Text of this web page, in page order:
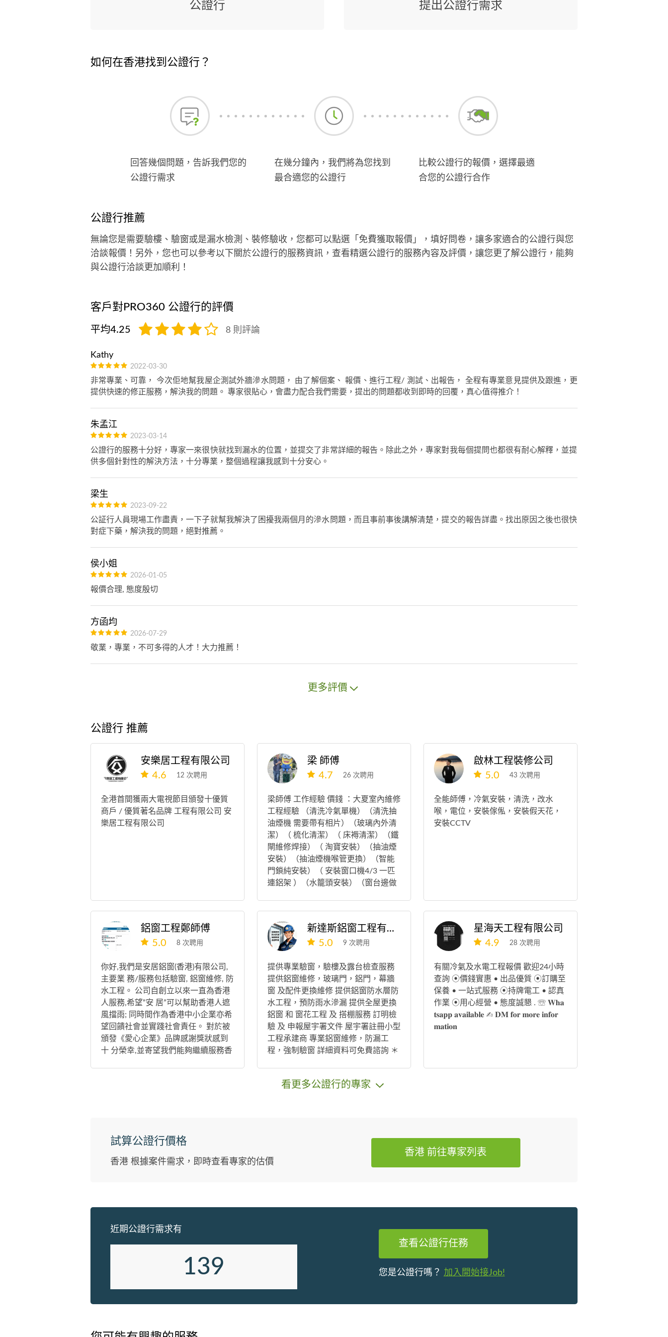
公證行 提出公證行需求
如何在香港找到公證行？
回答幾個問題，告訴我們您的
公證行需求
在幾分鐘內，我們將為您找到
最合適您的公證行
比較公證行的報價，選擇最適
合您的公證行合作
公證行推薦
無論您是需要驗樓、驗窗或是漏水檢測、裝修驗收，您都可以點選「免費獲取報價」，填好問卷，讓多家適合的公證行與您
洽談報價！另外，您也可以參考以下關於公證行的服務資訊，查看精選公證行的服務內容及評價，讓您更了解公證行，能夠
與公證行洽談更加順利！
客戶對PRO360 公證行的評價
平均4.25 8 則評論
Kathy
2022-03-30
非常專業、可靠， 今次佢地幫我屋企測試外牆滲水問題， 由了解個案、 報價、進行工程/ 測試、出報告， 全程有專業意見提供及跟進，更
提供快速的修正服務，解決我的問題。 專家很貼心，會盡力配合我們需要，提出的問題都收到即時的回覆，真心值得推介！
朱孟江
2023-03-14
公證行的服務十分好，專家一來很快就找到漏水的位置，並提交了非常詳細的報告。除此之外，專家對我每個提問也都很有耐心解釋，並提
供多個針對性的解決方法，十分專業，整個過程讓我感到十分安心。
梁生
2023-09-22
公証行人員現場工作盡責，一下子就幫我解決了困擾我兩個月的滲水問題，而且事前事後講解清楚，提交的報告詳盡。找出原因之後也很快
對症下藥，解決我的問題，絕對推薦。
侯小姐
2026-01-05
報價合理, 態度殷切
方函均
2026-07-29
敬業，專業，不可多得的人才！大力推薦！
更多評價
公證行 推薦
安樂居工程有限公司
4.6
12 次聘用
全港首間獲兩大電視節目頒發十優質
商戶 / 優質著名品牌 工程有限公司 安
樂居工程有限公司
梁 師傅
4.7
26 次聘用
梁師傅 工作經驗 價錢 ：大夏室內維修
工程經驗 （清洗冷氣單機）（清洗抽
油煙機 需要帶有相片）（玻璃內外清
潔）（ 梳化清潔）（ 床褥清潔）（鐵
閘維修焊接）（ 淘寶安裝）（抽油煙
安裝）（抽油煙機喉管更換）（智能
門鎖純安裝）（ 安裝窗口機4/3 一匹
連鋁架 ）（水籠頭安裝）（窗台邊做
據）付款方式 EPS 轉數快 現金 支付
寶）
啟林工程裝修公司
5.0
43 次聘用
全能師傅，冷氣安裝，清洗，改水
喉，電位，安裝傢俬，安裝假天花，
安裝CCTV
鋁窗工程鄭師傅
5.0
8 次聘用
你好,我們是安居鋁窗(香港)有限公司,
主要業 務/服務包括驗窗, 鋁窗維修, 防
水工程。 公司自創立以來一直為香港
人服務,希望”安 居”可以幫助香港人遮
風擋雨; 同時間作為香港中小企業亦希
望回饋社會並實踐社會責任。 對於被
頒發《愛心企業》品牌感謝獎狀感到
十 分榮幸,並寄望我們能夠繼續服務香
年開始到現在已經踏入第六個年頭,今
年 開始為了表揚參與商戶、人物及機
構,特別頒 發《愛心企業》活動感謝狀
需要的人仕,影響身邊的人共 同參與,推
社會及實踐社會責任 如對驗窗, 鋁窗維
新達斯鋁窗工程有限公司
5.0
9 次聘用
提供專業驗窗，驗樓及露台檢查服務
提供鋁窗維修，玻璃門，鋁門，幕牆
窗 及配件更換維修 提供鋁窗防水層防
水工程，預防雨水滲漏 提供全屋更換
鋁窗 和 窗花工程 及 搭棚服務 訂明檢
驗 及 申報屋宇署文件 屋宇署註冊小型
工程承建商 專業鋁窗維修，防漏工
程，強制驗窗 詳細資料可免費諮詢 ＊
星海天工程有限公司
4.9
28 次聘用
有關冷氣及水電工程報價 歡迎24小時
查詢 ⦿價錢實惠 • 出品優質 ⦿訂購至
保養 • 一站式服務 ⦿持牌電工 • 認真
作業 ⦿用心經營 • 態度誠懇 . ☏ 𝐖𝐡𝐚
𝐭𝐬𝐚𝐩𝐩 𝐚𝐯𝐚𝐢𝐥𝐚𝐛𝐥𝐞 ✍︎︎ 𝐃𝐌 𝐟𝐨𝐫 𝐦𝐨𝐫𝐞 𝐢𝐧𝐟𝐨𝐫
𝐦𝐚𝐭𝐢𝐨𝐧
看更多公證行的專家
試算公證行價格
香港 根據案件需求，即時查看專家的估價
香港 前往專家列表
近期公證行需求有
139
查看公證行任務
您是公證行嗎？ 加入開始接Job!